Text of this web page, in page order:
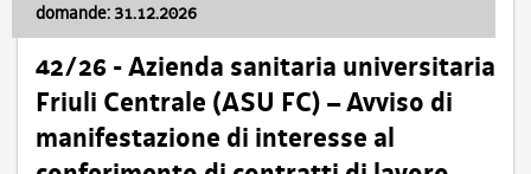
domande: 31.12.2026
42/26 - Azienda sanitaria universitaria
Friuli Centrale (ASU FC) – Avviso di
manifestazione di interesse al